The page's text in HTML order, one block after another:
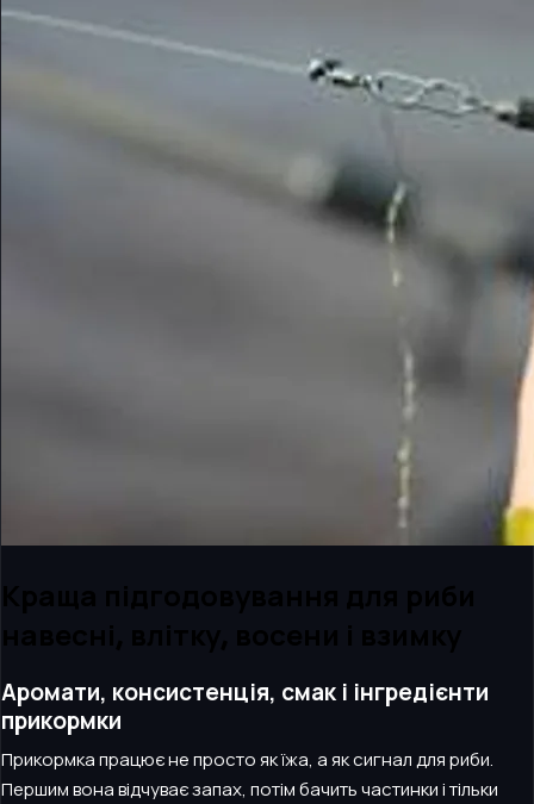
Аромати, консистенція, смак і інгредієнти
прикормки
Прикормка працює не просто як їжа, а як сигнал для риби.
Першим вона відчуває запах, потім бачить частинки і тільки